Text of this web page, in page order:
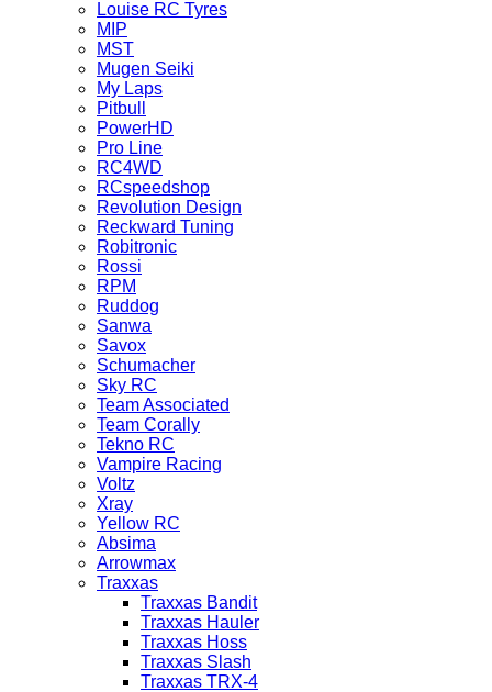
Louise RC Tyres
MIP
MST
Mugen Seiki
My Laps
Pitbull
PowerHD
Pro Line
RC4WD
RCspeedshop
Revolution Design
Reckward Tuning
Robitronic
Rossi
RPM
Ruddog
Sanwa
Savox
Schumacher
Sky RC
Team Associated
Team Corally
Tekno RC
Vampire Racing
Voltz
Xray
Yellow RC
Absima
Arrowmax
Traxxas
Traxxas Bandit
Traxxas Hauler
Traxxas Hoss
Traxxas Slash
Traxxas TRX-4